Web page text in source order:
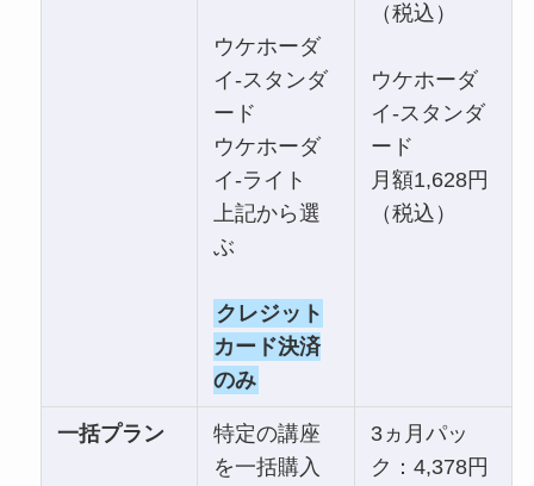
ウケホーダ
イ-スタンダ
ード
ウケホーダ
イ-ライト
上記から選
ぶ
クレジット
カード決済
のみ
（税込）
ウケホーダ
イ-スタンダ
ード
月額1,628円
（税込）
一括プラン
特定の講座
を一括購入
3ヵ月パッ
ク：4,378円